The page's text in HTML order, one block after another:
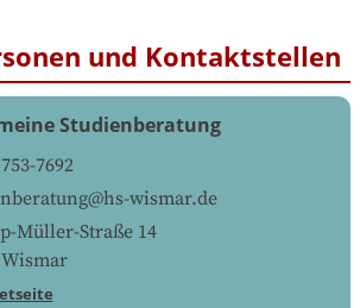
und Kontaktstellen
Studienberatung
7692
wismar.de
Müller-Straße 14
Wismar